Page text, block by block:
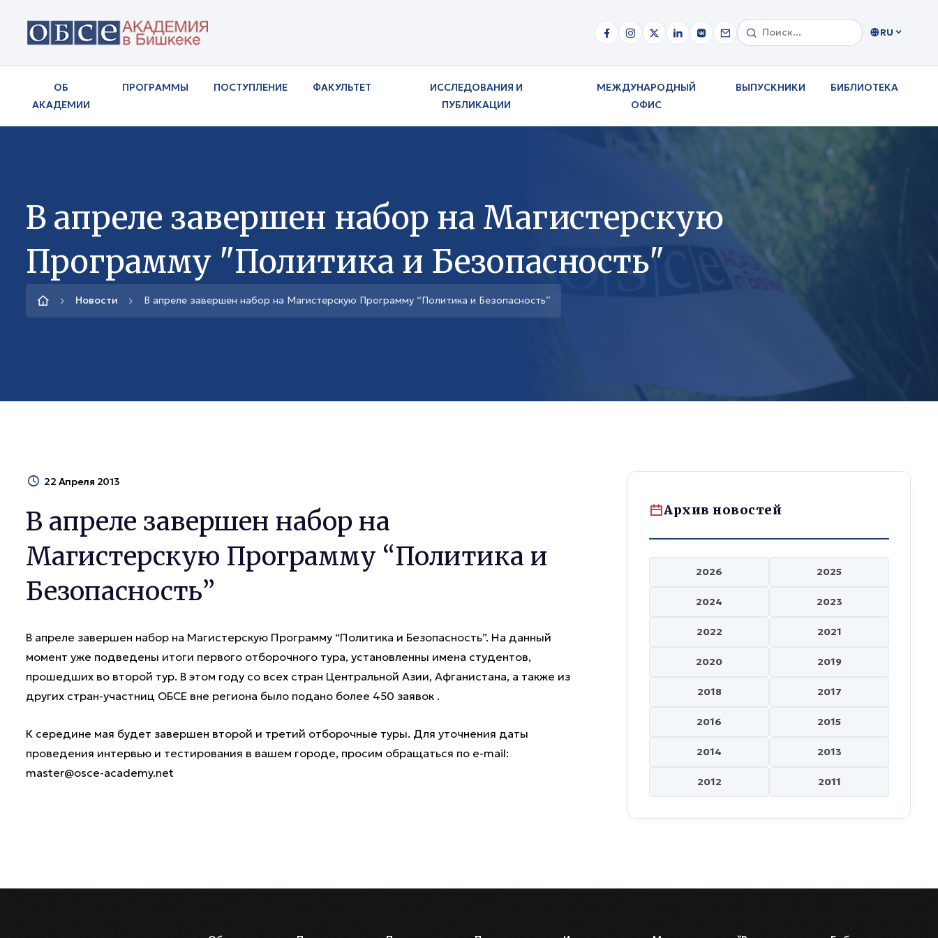
RU
ОБ
АКАДЕМИИ
ПРОГРАММЫ ПОСТУПЛЕНИЕ ФАКУЛЬТЕТ
ИССЛЕДОВАНИЯ И
ПУБЛИКАЦИИ
МЕЖДУНАРОДНЫЙ
ОФИС
ВЫПУСКНИКИ БИБЛИОТЕКА
В апреле завершен набор на Магистерскую
Программу "Политика и Безопасность"
Новости В апреле завершен набор на Магистерскую Программу “Политика и Безопасность”
22 Апреля 2013
В апреле завершен набор на
Магистерскую Программу “Политика и
Безопасность”
В апреле завершен набор на Магистерскую Программу “Политика и Безопасность”. На данный
момент уже подведены итоги первого отборочного тура, установленны имена студентов,
прошедших во второй тур. В этом году со всех стран Центральной Азии, Афганистана, а также из
других стран-участниц ОБСЕ вне региона было подано более 450 заявок .
К середине мая будет завершен второй и третий отборочные туры. Для уточнения даты
проведения интервью и тестирования в вашем городе, просим обращаться по e-mail:
master@osce-academy.net
Архив новостей
2026 2025
2024 2023
2022 2021
2020 2019
2018 2017
2016 2015
2014 2013
2012 2011